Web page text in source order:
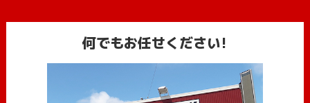
何でもお任せください!